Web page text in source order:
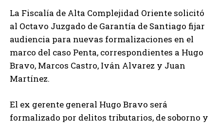
La Fiscalía de Alta Complejidad Oriente solicitó
al Octavo Juzgado de Garantía de Santiago fijar
audiencia para nuevas formalizaciones en el
marco del caso Penta, correspondientes a Hugo
Bravo, Marcos Castro, Iván Alvarez y Juan
Martínez.
El ex gerente general Hugo Bravo será
formalizado por delitos tributarios, de soborno y